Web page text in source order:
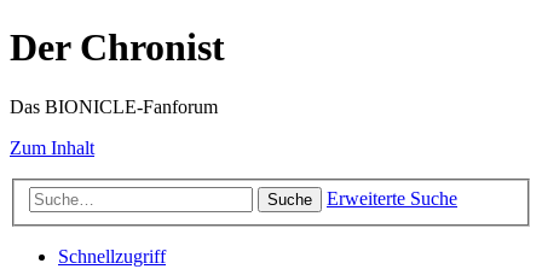
Der Chronist
Das BIONICLE-Fanforum
Zum Inhalt
Suche Erweiterte Suche
Schnellzugriff